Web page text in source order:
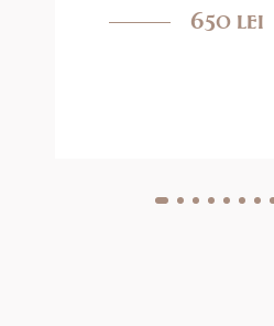
650 lei